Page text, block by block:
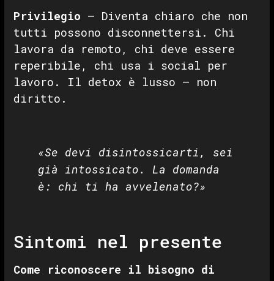
Privilegio — Diventa chiaro che non
tutti possono disconnettersi. Chi
lavora da remoto, chi deve essere
reperibile, chi usa i social per
lavoro. Il detox è lusso — non
diritto.
«Se devi disintossicarti, sei
già intossicato. La domanda
è: chi ti ha avvelenato?»
Sintomi nel presente
Come riconoscere il bisogno di